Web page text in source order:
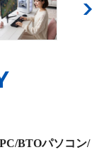
BTOパソコン/